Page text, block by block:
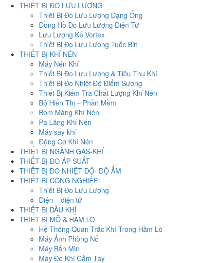
THIẾT BỊ ĐO LƯU LƯỢNG
Thiết Bị Đo Lưu Lượng Dạng Ống
Đồng Hồ Đo Lưu Lượng Điện Từ
Lưu Lượng Kế Vortex
Thiết Bị Đo Lưu Lượng Tuốc Bin
THIẾT BỊ KHÍ NÉN
Máy Nén Khí
Thiết Bị Đo Lưu Lượng & Tiêu Thụ Khí
Thiết Bị Đo Nhiệt Độ Điểm Sương
Thiết Bị Kiểm Tra Chất Lượng Khí Nén
Bộ Hiển Thị – Phần Mềm
Bơm Màng Khí Nén
Pa Lăng Khí Nén
Máy sấy khí
Động Cơ Khí Nén
THIẾT BỊ NGÀNH GAS-KHÍ
THIẾT BỊ ĐO ÁP SUẤT
THIẾT BỊ ĐO NHIỆT ĐỘ- ĐỘ ẨM
THIẾT BỊ CÔNG NGHIỆP
Thiết Bị Đo Lưu Lượng
Điện – điện tử
THIẾT BỊ DẦU KHÍ
THIẾT BỊ MỎ & HẦM LÒ
Hệ Thống Quan Trắc Khí Trong Hầm Lò
Máy Ảnh Phòng Nổ
Máy Bắn Mìn
Máy Đo Khí Cầm Tay